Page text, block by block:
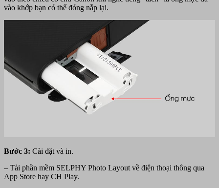
vào khớp bạn có thể đóng nắp lại.
Bước 3: Cài đặt và in.
– Tải phần mềm SELPHY Photo Layout về điện thoại thông qua
App Store hay CH Play.